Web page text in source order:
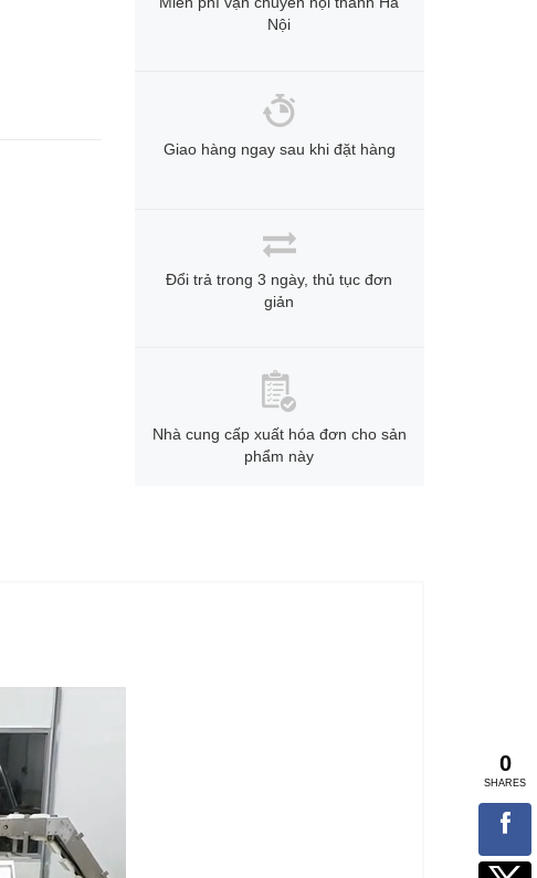
Nội
Giao hàng ngay sau khi đặt hàng
Đổi trả trong 3 ngày, thủ tục đơn
giản
Nhà cung cấp xuất hóa đơn cho sản
phẩm này